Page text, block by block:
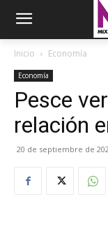
Inicio Economía
Economía
Pesce
relación
20 de septiembre de